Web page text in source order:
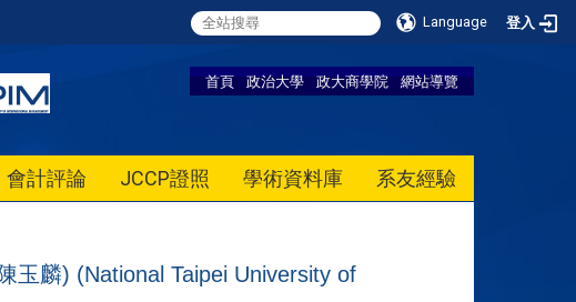
Language 登入
首頁 政治大學 政大商學院 網站導覽
會計評論 JCCP證照 學術資料庫 系友經驗
玉麟) (National Taipei University of